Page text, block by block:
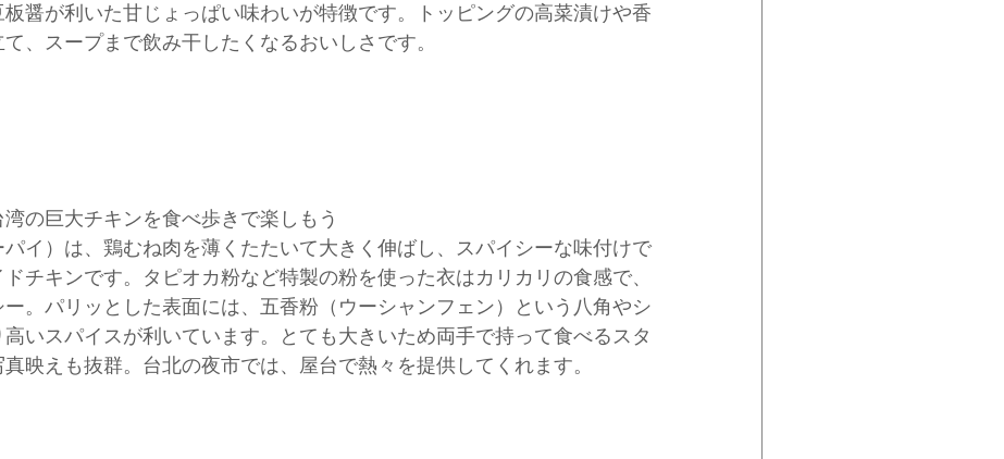
醤が利いた甘じょっぱい味わいが特徴です。トッピングの高菜漬けや香
、スープまで飲み干したくなるおいしさです。
の巨大チキンを食べ歩きで楽しもう
イ）は、鶏むね肉を薄くたたいて大きく伸ばし、スパイシーな味付けで
チキンです。タピオカ粉など特製の粉を使った衣はカリカリの食感で、
。パリッとした表面には、五香粉（ウーシャンフェン）という八角やシ
いスパイスが利いています。とても大きいため両手で持って食べるスタ
映えも抜群。台北の夜市では、屋台で熱々を提供してくれます。